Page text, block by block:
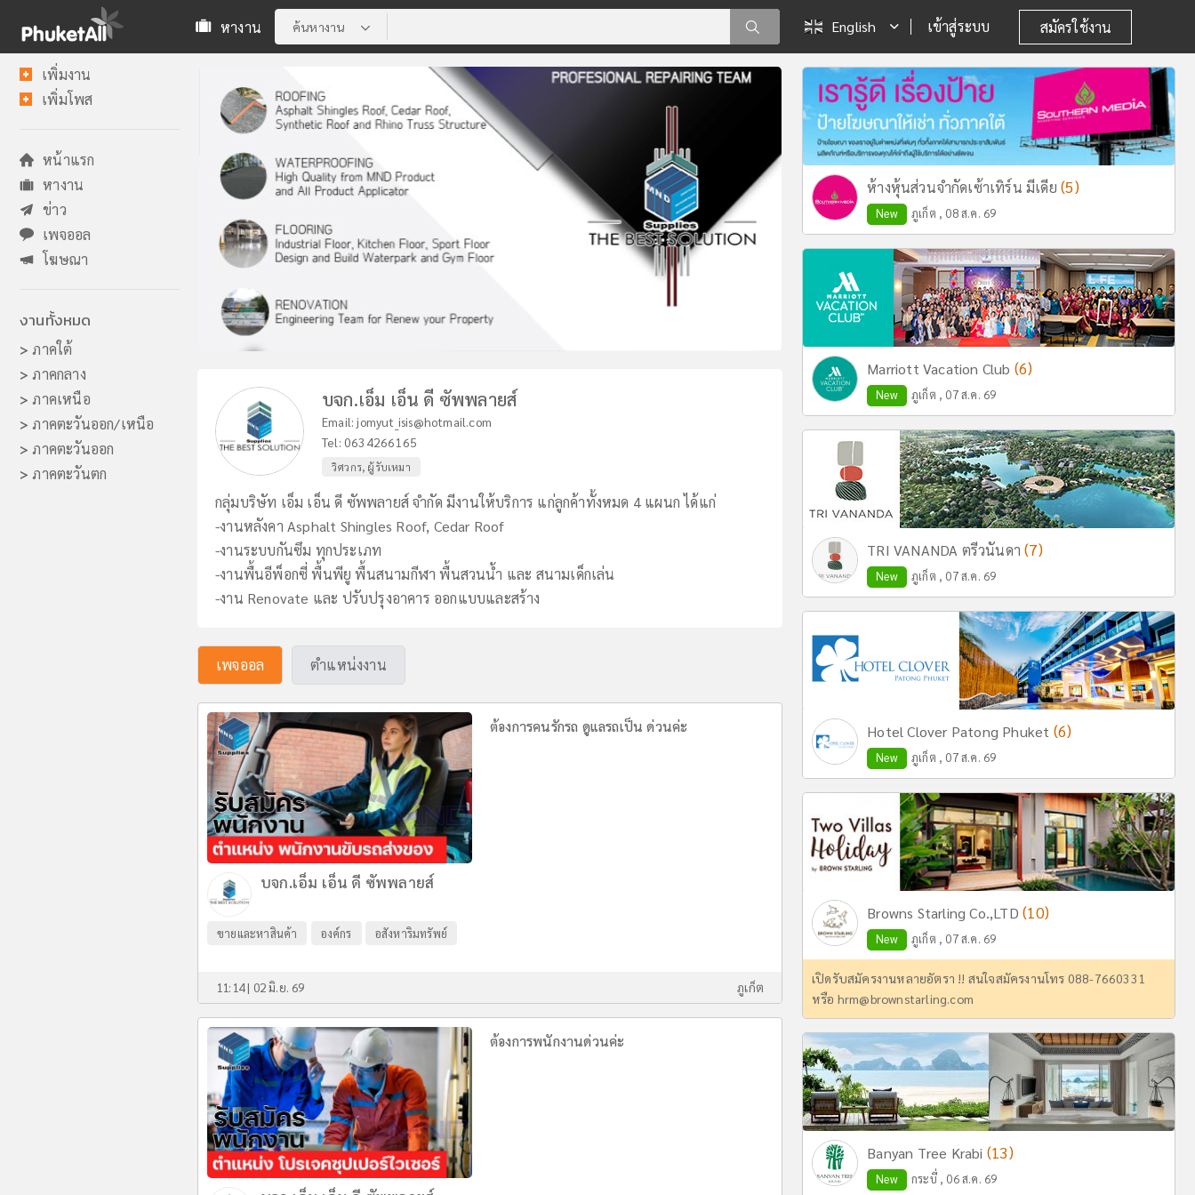
หางาน ค้นหางาน English เข้าสู่ระบบ สมัครใช้งาน
เพิ่มงาน
เพิ่มโพส
หน้าแรก
หางาน
ข่าว
เพจออล
โฆษณา
งานทั้งหมด
> ภาคใต้
> ภาคกลาง
> ภาคเหนือ
> ภาคตะวันออก/เหนือ
> ภาคตะวันออก
> ภาคตะวันตก
บจก.เอ็ม เอ็น ดี ซัพพลายส์
Email:jomyut_isis@hotmail.com
Tel: 0634266165
วิศวกร, ผู้รับเหมา
กลุ่มบริษัท เอ็ม เอ็น ดี ซัพพลายส์ จำกัด มีงานให้บริการ แก่ลูกค้าทั้งหมด 4 แผนก ได้แก่
-งานหลังคา Asphalt Shingles Roof, Cedar Roof
-งานระบบกันซึม ทุกประเภท
-งานพื้นอีพ็อกซี่ พื้นพียู พื้นสนามกีฬา พื้นสวนน้ำ และ สนามเด็กเล่น
-งาน Renovate และ ปรับปรุงอาคาร ออกแบบและสร้าง
เพจออล ตำแหน่งงาน
บจก.เอ็ม เอ็น ดี ซัพพลายส์
ขายและหาสินค้า องค์กร อสังหาริมทรัพย์
ต้องการคนรักรถ ดูแลรถเป็น ด่วนค่ะ
11:14 | 02 มิ.ย. 69 ภูเก็ต
ต้องการพนักงานด่วนค่ะ
ห้างหุ้นส่วนจำกัดเซ้าเทิร์น มีเดีย(5)
New ภูเก็ต , 08 ส.ค. 69
Marriott Vacation Club (6)
New ภูเก็ต , 07 ส.ค. 69
TRI VANANDA ตรีวนันดา(7)
New ภูเก็ต , 07 ส.ค. 69
Hotel Clover Patong Phuket (6)
New ภูเก็ต , 07 ส.ค. 69
Browns Starling Co.,LTD(10)
New ภูเก็ต , 07 ส.ค. 69
เปิดรับสมัครงานหลายอัตรา !! สนใจสมัครงานโทร 088-7660331
หรือ hrm@brownstarling.com
Banyan Tree Krabi (13)
New กระบี่ , 06 ส.ค. 69